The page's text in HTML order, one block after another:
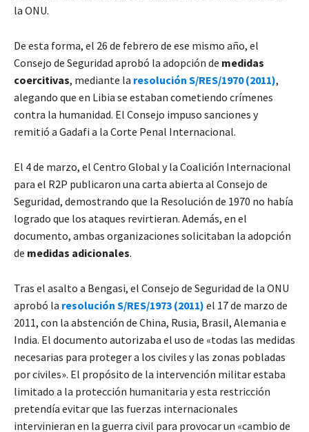
la ONU.
De esta forma, el 26 de febrero de ese mismo año, el
Consejo de Seguridad aprobó la adopción de medidas
coercitivas, mediante la resolución S/RES/1970 (2011),
alegando que en Libia se estaban cometiendo crímenes
contra la humanidad. El Consejo impuso sanciones y
remitió a Gadafi a la Corte Penal Internacional.
El 4 de marzo, el Centro Global y la Coalición Internacional
para el R2P publicaron una carta abierta al Consejo de
Seguridad, demostrando que la Resolución de 1970 no había
logrado que los ataques revirtieran. Además, en el
documento, ambas organizaciones solicitaban la adopción
de medidas adicionales.
Tras el asalto a Bengasi, el Consejo de Seguridad de la ONU
aprobó la resolución S/RES/1973 (2011) el 17 de marzo de
2011, con la abstención de China, Rusia, Brasil, Alemania e
India. El documento autorizaba el uso de «todas las medidas
necesarias para proteger a los civiles y las zonas pobladas
por civiles». El propósito de la intervención militar estaba
limitado a la protección humanitaria y esta restricción
pretendía evitar que las fuerzas internacionales
intervinieran en la guerra civil para provocar un «cambio de